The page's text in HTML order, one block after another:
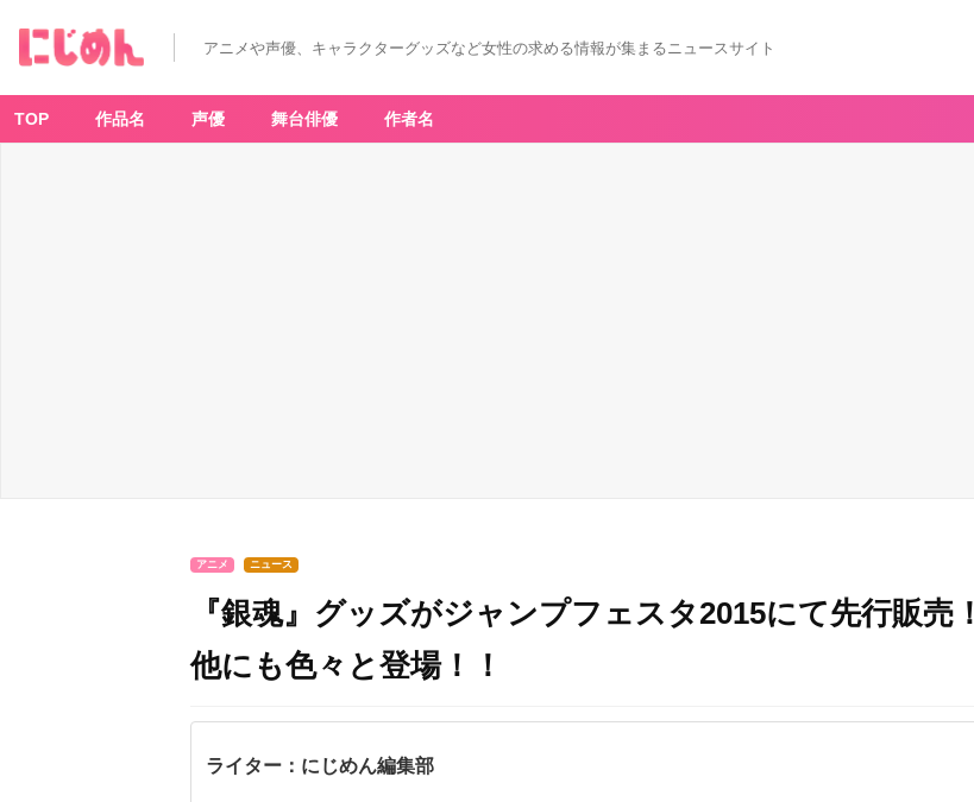
アニメや声優、キャラクターグッズなど女性の求める情報が集まるニュースサイト
TOP 作品名 声優 舞台俳優 作者名
アニメ ニュース
『銀魂』グッズがジャンプフェスタ2015にて先行販売！
他にも色々と登場！！
ライター：にじめん編集部